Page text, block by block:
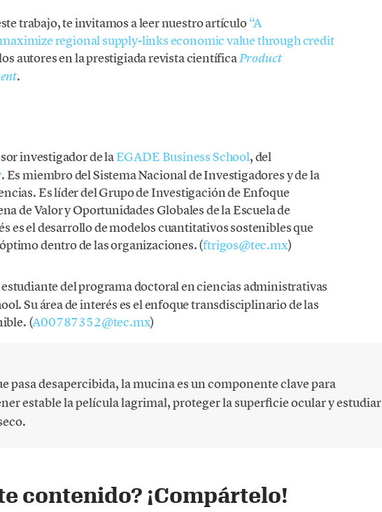
trabajo, te invitamos a leer nuestro artículo“A
regional supply-links economic value through credit
autores en la prestigiada revista científicaProduct
.
investigador de laEGADE Business School, del
. Es miembro del Sistema Nacional de Investigadores y de la
Es líder del Grupo de Investigación de Enfoque
de Valor y Oportunidades Globales de la Escuela de
es el desarrollo de modelos cuantitativos sostenibles que
dentro de las organizaciones. (ftrigos@tec.mx)
estudiante del programa doctoral en ciencias administrativas
Su área de interés es el enfoque transdisciplinario de las
(A00787352@tec.mx)
pasa desapercibida, la mucina es un componente clave para
estable la película lagrimal, proteger la superficie ocular y estudiar
contenido? ¡Compártelo!